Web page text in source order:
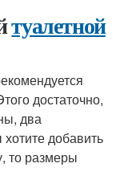
туалетной
достаточно,
два
добавить
то размеры